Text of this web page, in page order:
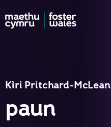
Skip to content
Kiri Pritchard-McLean
paun